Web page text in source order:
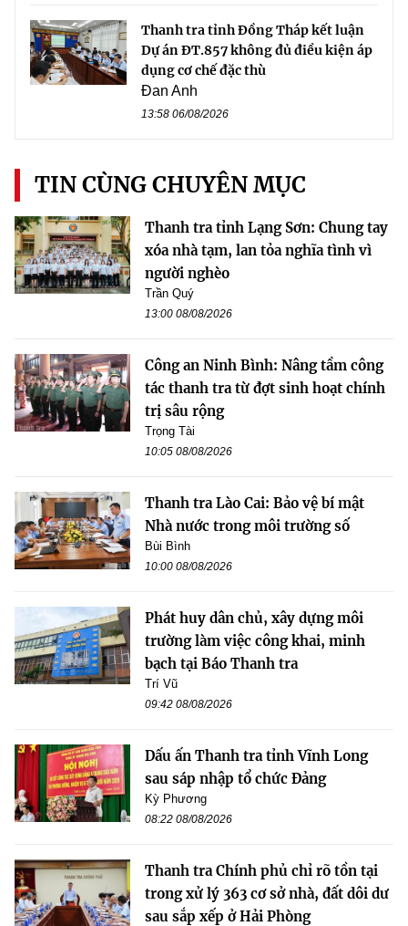
Thanh tra tỉnh Đồng Tháp kết luận
Dự án ĐT.857 không đủ điều kiện áp
dụng cơ chế đặc thù
Đan Anh
13:58 06/08/2026
TIN CÙNG CHUYÊN MỤC
Thanh tra tỉnh Lạng Sơn: Chung tay
xóa nhà tạm, lan tỏa nghĩa tình vì
người nghèo
Trần Quý
13:00 08/08/2026
Công an Ninh Bình: Nâng tầm công
tác thanh tra từ đợt sinh hoạt chính
trị sâu rộng
Trọng Tài
10:05 08/08/2026
Thanh tra Lào Cai: Bảo vệ bí mật
Nhà nước trong môi trường số
Bùi Bình
10:00 08/08/2026
Phát huy dân chủ, xây dựng môi
trường làm việc công khai, minh
bạch tại Báo Thanh tra
Trí Vũ
09:42 08/08/2026
Dấu ấn Thanh tra tỉnh Vĩnh Long
sau sáp nhập tổ chức Đảng
Kỳ Phương
08:22 08/08/2026
Thanh tra Chính phủ chỉ rõ tồn tại
trong xử lý 363 cơ sở nhà, đất dôi dư
sau sắp xếp ở Hải Phòng